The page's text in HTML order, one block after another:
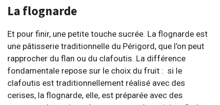
La flognarde
Et pour finir, une petite touche sucrée. La flognarde est
une pâtisserie traditionnelle du Périgord, que l’on peut
rapprocher du flan ou du clafoutis. La différence
fondamentale repose sur le choix du fruit : si le
clafoutis est traditionnellement réalisé avec des
cerises, la flognarde, elle, est préparée avec des